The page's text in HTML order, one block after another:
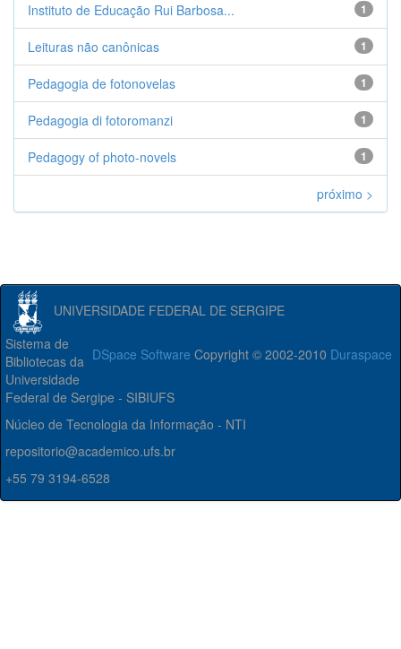
1
Instituto de Educação Rui Barbosa...
1
Leituras não canônicas
1
Pedagogia de fotonovelas
1
Pedagogia di fotoromanzi
1
Pedagogy of photo-novels
próximo >
UNIVERSIDADE FEDERAL DE SERGIPE
DSpace Software Copyright © 2002-2010 Duraspace
Sistema de
Bibliotecas da
Universidade
Federal de Sergipe - SIBIUFS
Núcleo de Tecnologia da Informação - NTI
repositorio@academico.ufs.br
+55 79 3194-6528